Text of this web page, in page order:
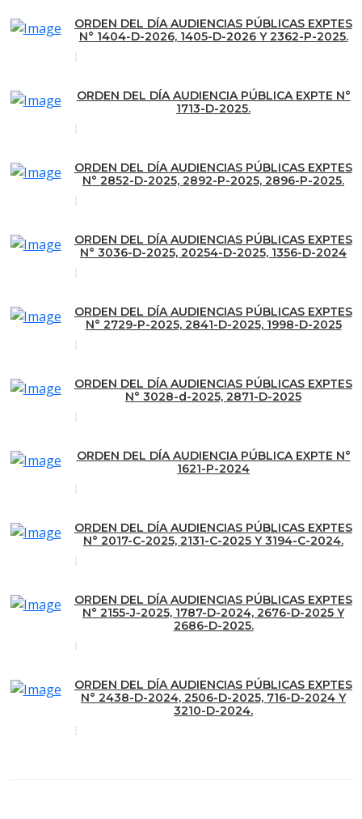
ORDEN DEL DÍA AUDIENCIAS PÚBLICAS EXPTES
N° 1404-D-2026, 1405-D-2026 Y 2362-P-2025.
ORDEN DEL DÍA AUDIENCIA PÚBLICA EXPTE N°
1713-D-2025.
ORDEN DEL DÍA AUDIENCIAS PÚBLICAS EXPTES
N° 2852-D-2025, 2892-P-2025, 2896-P-2025.
ORDEN DEL DÍA AUDIENCIAS PÚBLICAS EXPTES
N° 3036-D-2025, 20254-D-2025, 1356-D-2024
ORDEN DEL DÍA AUDIENCIAS PÚBLICAS EXPTES
N° 2729-P-2025, 2841-D-2025, 1998-D-2025
ORDEN DEL DÍA AUDIENCIAS PÚBLICAS EXPTES
N° 3028-d-2025, 2871-D-2025
ORDEN DEL DÍA AUDIENCIA PÚBLICA EXPTE N°
1621-P-2024
ORDEN DEL DÍA AUDIENCIAS PÚBLICAS EXPTES
N° 2017-C-2025, 2131-C-2025 Y 3194-C-2024.
ORDEN DEL DÍA AUDIENCIAS PÚBLICAS EXPTES
N° 2155-J-2025, 1787-D-2024, 2676-D-2025 Y
2686-D-2025.
ORDEN DEL DÍA AUDIENCIAS PÚBLICAS EXPTES
N° 2438-D-2024, 2506-D-2025, 716-D-2024 Y
3210-D-2024.